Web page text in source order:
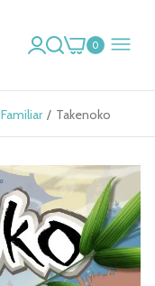
0
Familiar Takenoko